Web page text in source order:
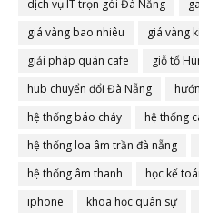
dịch vụ IT trọn gói Đà Nẵng
giá vàng bao nhiêu
giá vàng
giải pháp quán cafe
giỗ tổ
hub chuyển đổi Đà Nẵng
hệ thống báo cháy
hệ thống
hệ thống loa âm trần đà nẵng
hệ thống âm thanh
học kế
iphone
khoa học quân sự